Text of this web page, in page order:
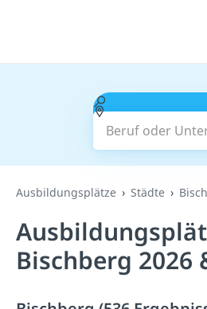
Beruf oder
Ausbildungsplätze Städte
Bischberg 2026